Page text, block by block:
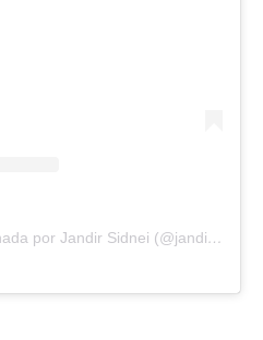
Uma publicação compartilhada por Jandir Sidnei (@jandirsidnei)